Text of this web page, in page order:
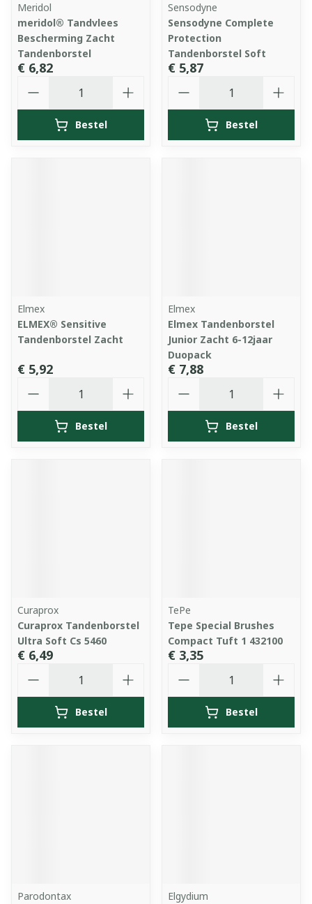
Meridol
meridol® Tandvlees
Bescherming Zacht
Tandenborstel
€ 6,82
Bestel
Sensodyne
Sensodyne Complete
Protection
Tandenborstel Soft
€ 5,87
Bestel
Elmex
ELMEX® Sensitive
Tandenborstel Zacht
€ 5,92
Bestel
Elmex
Elmex Tandenborstel
Junior Zacht 6-12jaar
Duopack
€ 7,88
Bestel
Curaprox
Curaprox Tandenborstel
Ultra Soft Cs 5460
€ 6,49
Bestel
TePe
Tepe Special Brushes
Compact Tuft 1 432100
€ 3,35
Bestel
Parodontax
Elgydium